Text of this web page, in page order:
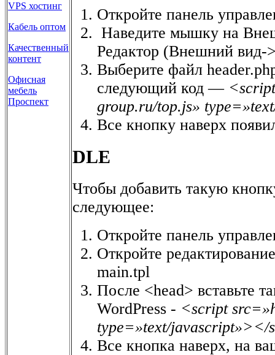
VPS хостинг
Кабель оптом
Качественный
контент
Офисная
мебель
Проспект
Откройте панель
Наведите мышку на
Редактор (Внешний вид-
Выберите файл
следующий код —
group.ru/top.js»
Все кнопку наверх
DLE
Чтобы добавить такую
следующее:
Откройте панель
Откройте
main.tpl
После <head> вставьте
WordPress - <script
type=»text/javascript»></
Все кнопка наверх, на